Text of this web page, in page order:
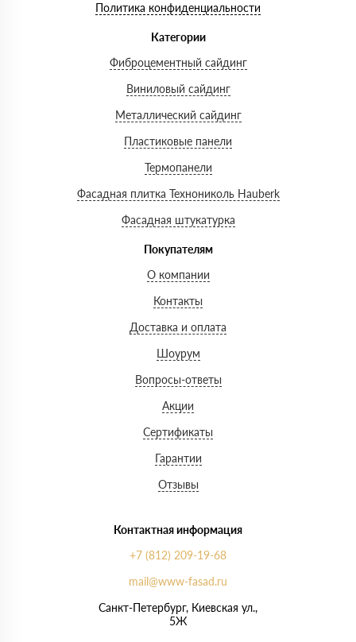
Политика конфиденциальности
Категории
Фиброцементный сайдинг
Виниловый сайдинг
Металлический сайдинг
Пластиковые панели
Термопанели
Фасадная плитка Технониколь Hauberk
Фасадная штукатурка
Покупателям
О компании
Контакты
Доставка и оплата
Шоурум
Вопросы-ответы
Акции
Сертификаты
Гарантии
Отзывы
Контактная информация
+7 (812) 209-19-68
mail@www-fasad.ru
Санкт-Петербург, ​Киевская ул.,
5Ж